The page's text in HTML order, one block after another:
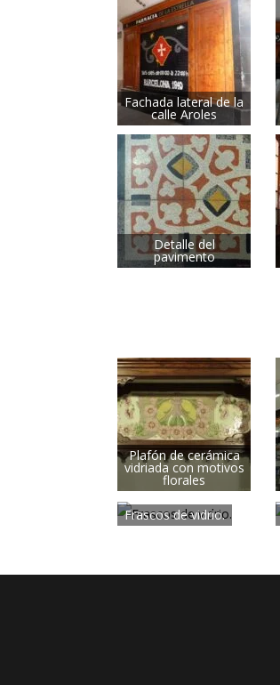
Fachada lateral de la
calle Aroles
Detalle del
pavimento
Plafón de cerámica
vidriada con motivos
florales
Frascos de vidrio.